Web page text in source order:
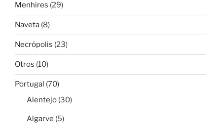
Menhires (29)
Naveta (8)
Necrópolis (23)
Otros (10)
Portugal (70)
Alentejo (30)
Algarve (5)